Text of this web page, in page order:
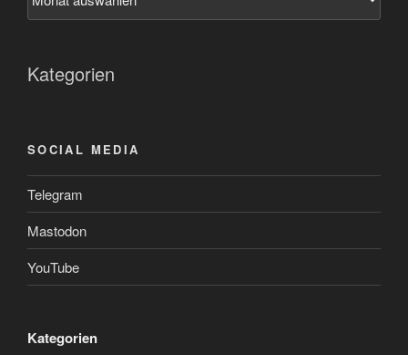
Kategorien
SOCIAL MEDIA
Telegram
Mastodon
YouTube
Kategorien